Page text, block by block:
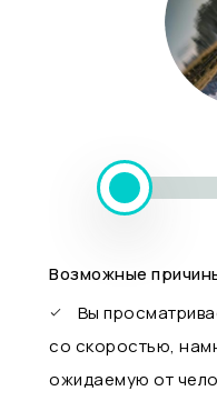
Возможные
Вы
со скоростью,
ожидаемую от